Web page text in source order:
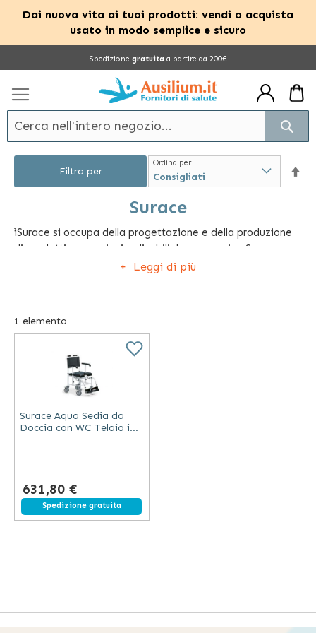
Dai nuova vita ai tuoi prodotti: vendi o acquista
usato in modo semplice e sicuro
Spedizione gratuita a partire da 200€
Surace
ìSurace si occupa della progettazione e della produzione
di prodotti per anziani e disabili. Le carrozzine Surace,
ideate per venire incontro a coloro che hanno una mobilità
garantiscono un maggior comfort e un'elevata sicurezza
quando si sta in ambienti potenzialmente pericolosi e
scivolosi come il bagno.
Leggi di più
1 elemento
Ordina per
Surace Aqua Sedia da
Doccia con WC Telaio in
631,80 €
Spedizione gratuita
Filtra per